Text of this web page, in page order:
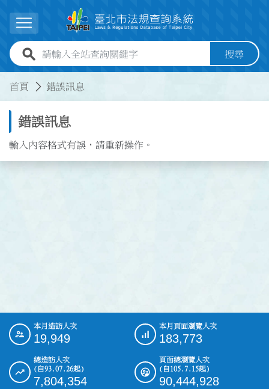
展開選單
全站查詢關鍵字欄位 搜尋
首頁 錯誤訊息
錯誤訊息
輸入內容格式有誤，請重新操作。
::: 本月造訪人次
19,949
本月頁面瀏覽人次
183,773
總造訪人次
(自93.07.26起)
7,804,354
頁面總瀏覽人次
(自105.7.15起)
90,444,928